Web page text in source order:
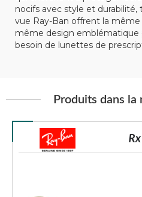
nocifs avec style et
vue Ray-Ban offrent la
même design emblématique
besoin de lunettes de
Produits dans la